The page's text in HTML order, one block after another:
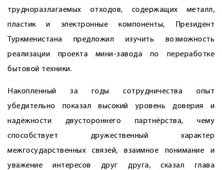
трудноразлагаемых отходов, содержащих металл,
пластик и электронные компоненты, Президент
Туркменистана предложил изучить возможность
реализации проекта мини-завода по переработке
бытовой техники.
Накопленный за годы сотрудничества опыт
убедительно показал высокий уровень доверия и
надёжности двустороннего партнёрства, чему
способствует дружественный характер
межгосударственных связей, взаимное понимание и
уважение интересов друг друга, сказал глава